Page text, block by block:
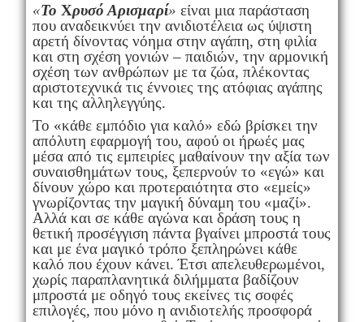
«Το Χρυσό Αρισμαρί» είναι μια παράσταση
που αναδεικνύει την ανιδιοτέλεια ως ύψιστη
αρετή δίνοντας νόημα στην αγάπη, στη φιλία
και στη σχέση γονιών – παιδιών, την αρμονική
σχέση των ανθρώπων με τα ζώα, πλέκοντας
αριστοτεχνικά τις έννοιες της ατόφιας αγάπης
και της αλληλεγγύης.
Το «κάθε εμπόδιο για καλό» εδώ βρίσκει την
απόλυτη εφαρμογή του, αφού οι ήρωές μας
μέσα από τις εμπειρίες μαθαίνουν την αξία των
συναισθημάτων τους, ξεπερνούν το «εγώ» και
δίνουν χώρο και προτεραιότητα στο «εμείς»
γνωρίζοντας την μαγική δύναμη του «μαζί».
Αλλά και σε κάθε αγώνα και δράση τους η
θετική προσέγγιση πάντα βγαίνει μπροστά τους
και με ένα μαγικό τρόπο ξεπληρώνει κάθε
καλό που έχουν κάνει. Έτσι απελευθερωμένοι,
χωρίς παραπλανητικά διλήμματα βαδίζουν
μπροστά με οδηγό τους εκείνες τις σοφές
επιλογές, που μόνο η ανιδιοτελής προσφορά